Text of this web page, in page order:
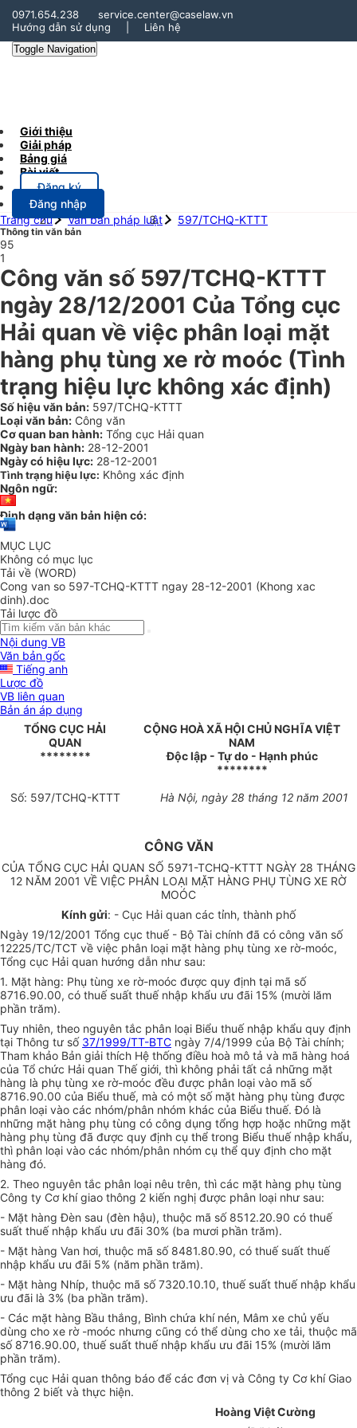
0971.654.238
service.center@caselaw.vn
Hướng dẫn sử dụng
Liên hệ
Toggle Navigation
Giới thiệu
Giải pháp
Bảng giá
Bài viết
Đăng ký
Đăng nhập
Trang chủ
Văn bản pháp luật 597/TCHQ-KTTT
Thông tin văn bản
95
1
Công văn số 597/TCHQ-KTTT
ngày 28/12/2001 Của Tổng cục
Hải quan về việc phân loại mặt
hàng phụ tùng xe rờ moóc (Tình
trạng hiệu lực không xác định)
Số hiệu văn bản: 597/TCHQ-KTTT
Loại văn bản: Công văn
Cơ quan ban hành: Tổng cục Hải quan
Ngày ban hành: 28-12-2001
Ngày có hiệu lực: 28-12-2001
Tình trạng hiệu lực: Không xác định
Ngôn ngữ:
Định dạng văn bản hiện có:
MỤC LỤC
Không có mục lục
Tải về (WORD)
Cong van so 597-TCHQ-KTTT ngay 28-12-2001 (Khong xac
dinh).doc
Tải lược đồ
Nội dung VB
Văn bản gốc
Tiếng anh
Lược đồ
VB liên quan
Bản án áp dụng
TỔNG CỤC HẢI
QUAN
********
CỘNG HOÀ XÃ HỘI CHỦ NGHĨA VIỆT
NAM
Độc lập - Tự do - Hạnh phúc
********
Số: 597/TCHQ-KTTT Hà Nội, ngày 28 tháng 12 năm 2001
CÔNG VĂN
CỦA TỔNG CỤC HẢI QUAN SỐ 5971-TCHQ-KTTT NGÀY 28 THÁNG
12 NĂM 2001 VỀ VIỆC PHÂN LOẠI MẶT HÀNG PHỤ TÙNG XE RỜ
MOÓC
Kính gửi: - Cục Hải quan các tỉnh, thành phố
Ngày 19/12/2001 Tổng cục thuế - Bộ Tài chính đã có công văn số
12225/TC/TCT về việc phân loại mặt hàng phụ tùng xe rờ-moóc,
Tổng cục Hải quan hướng dẫn như sau:
1. Mặt hàng: Phụ tùng xe rờ-moóc được quy định tại mã số
8716.90.00, có thuế suất thuế nhập khẩu ưu đãi 15% (mười lăm
phần trăm).
Tuy nhiên, theo nguyên tắc phân loại Biểu thuế nhập khẩu quy định
tại Thông tư số 37/1999/TT-BTC ngày 7/4/1999 của Bộ Tài chính;
Tham khảo Bản giải thích Hệ thống điều hoà mô tả và mã hàng hoá
của Tổ chức Hải quan Thế giới, thì không phải tất cả những mặt
hàng là phụ tùng xe rờ-moóc đều được phân loại vào mã số
8716.90.00 của Biểu thuế, mà có một số mặt hàng phụ tùng được
phân loại vào các nhóm/phân nhóm khác của Biểu thuế. Đó là
những mặt hàng phụ tùng có công dụng tổng hợp hoặc những mặt
hàng phụ tùng đã được quy định cụ thể trong Biểu thuế nhập khẩu,
thì phân loại vào các nhóm/phân nhóm cụ thể quy định cho mặt
hàng đó.
2. Theo nguyên tắc phân loại nêu trên, thì các mặt hàng phụ tùng
Công ty Cơ khí giao thông 2 kiến nghị được phân loại như sau:
- Mặt hàng Đèn sau (đèn hậu), thuộc mã số 8512.20.90 có thuế
suất thuế nhập khẩu ưu đãi 30% (ba mươi phần trăm).
- Mặt hàng Van hơi, thuộc mã số 8481.80.90, có thuế suất thuế
nhập khẩu ưu đãi 5% (năm phần trăm).
- Mặt hàng Nhíp, thuộc mã số 7320.10.10, thuế suất thuế nhập khẩu
ưu đãi là 3% (ba phần trăm).
- Các mặt hàng Bầu thắng, Bình chứa khí nén, Mâm xe chủ yếu
dùng cho xe rờ -moóc nhưng cũng có thể dùng cho xe tải, thuộc mã
số 8716.90.00, thuế suất thuế nhập khẩu ưu đãi 15% (mười lăm
phần trăm).
Tổng cục Hải quan thông báo để các đơn vị và Công ty Cơ khí Giao
thông 2 biết và thực hiện.
Hoàng Việt Cường